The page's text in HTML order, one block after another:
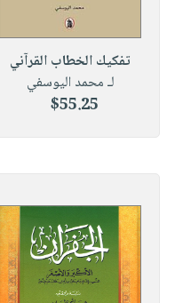
تفكيك الخطاب القرآني
لـ محمد اليوسفي
$55.25